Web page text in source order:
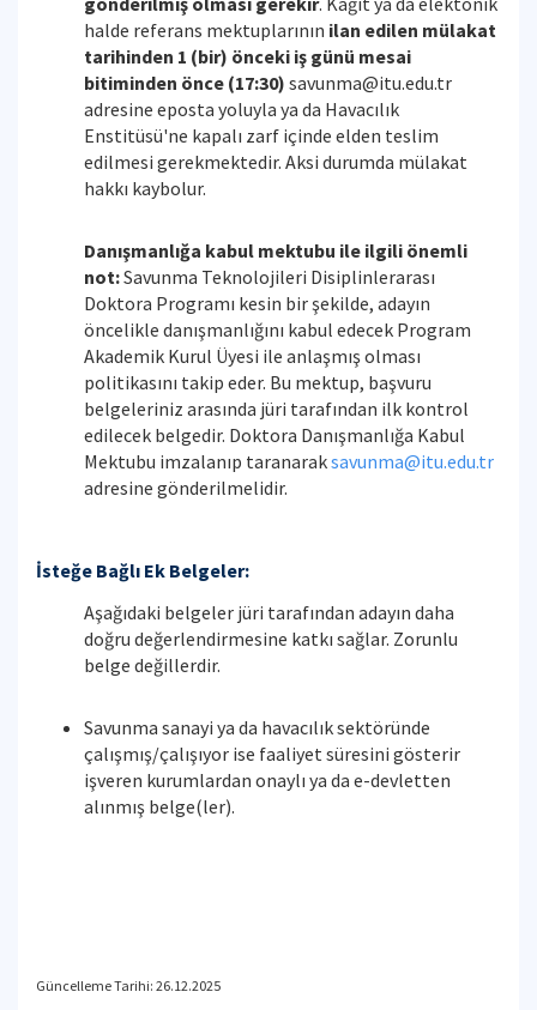
halde referans mektuplarının ilan edilen mülakat
tarihinden 1 (bir) önceki iş günü mesai
bitiminden önce (17:30) savunma@itu.edu.tr
adresine eposta yoluyla ya da Havacılık
Enstitüsü'ne kapalı zarf içinde elden teslim
edilmesi gerekmektedir. Aksi durumda mülakat
hakkı kaybolur.
Danışmanlığa kabul mektubu ile ilgili önemli
not:Savunma Teknolojileri Disiplinlerarası
Doktora Programı kesin bir şekilde, adayın
öncelikle danışmanlığını kabul edecek Program
Akademik Kurul Üyesi ile anlaşmış olması
politikasını takip eder. Bu mektup, başvuru
belgeleriniz arasında jüri tarafından ilk kontrol
edilecek belgedir. Doktora Danışmanlığa Kabul
Mektubu imzalanıp taranaraksavunma@itu.edu.tr
adresine gönderilmelidir.
İsteğe Bağlı Ek Belgeler:
Aşağıdaki belgeler jüri tarafından adayın daha
doğru değerlendirmesine katkı sağlar. Zorunlu
belge değillerdir.
Savunma sanayi ya da havacılık sektöründe
çalışmış/çalışıyor ise faaliyet süresini gösterir
işveren kurumlardan onaylı ya da e-devletten
alınmış belge(ler).
Güncelleme Tarihi: 26.12.2025